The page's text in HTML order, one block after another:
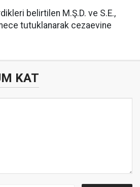
belirtilen M.Ş.D. ve S.E.,
tutuklanarak cezaevine
KAT